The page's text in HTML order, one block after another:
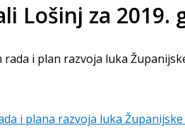
Lošinj za 2019.
i plan razvoja luka
i plana razvoja luka